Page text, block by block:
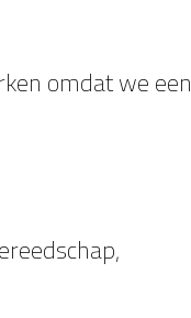
omdat we een